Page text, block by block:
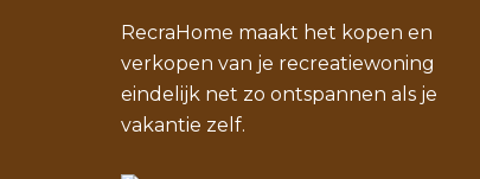
RecraHome maakt het kopen en
verkopen van je recreatiewoning
eindelijk net zo ontspannen als je
vakantie zelf.